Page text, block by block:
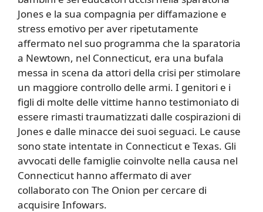
Jones e la sua compagnia per diffamazione e
stress emotivo per aver ripetutamente
affermato nel suo programma che la sparatoria
a Newtown, nel Connecticut, era una bufala
messa in scena da attori della crisi per stimolare
un maggiore controllo delle armi. I genitori e i
figli di molte delle vittime hanno testimoniato di
essere rimasti traumatizzati dalle cospirazioni di
Jones e dalle minacce dei suoi seguaci. Le cause
sono state intentate in Connecticut e Texas. Gli
avvocati delle famiglie coinvolte nella causa nel
Connecticut hanno affermato di aver
collaborato con The Onion per cercare di
acquisire Infowars.